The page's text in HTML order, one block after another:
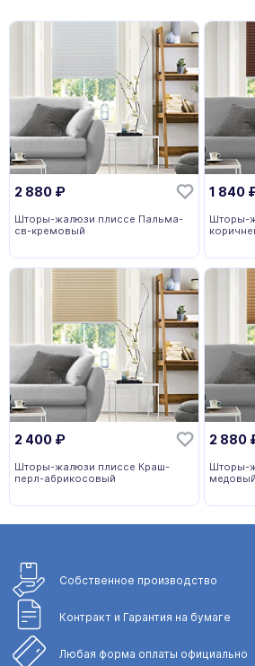
2 880 ₽
Шторы-жалюзи плиссе Пальма-
св-кремовый
1 840
Шторы-
2 400 ₽
Шторы-жалюзи плиссе Краш-
перл-абрикосовый
2 880
Шторы-
медовый
Собственное производство
Контракт и Гарантия на бумаге
Любая форма оплаты официально